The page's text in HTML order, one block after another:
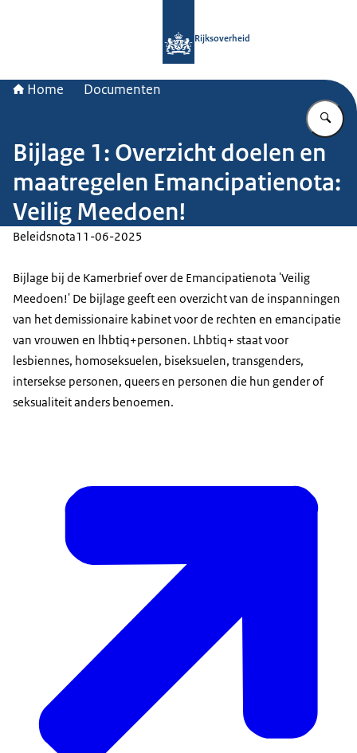
Rijksoverheid
Home Documenten
Bijlage 1: Overzicht doelen en
maatregelen Emancipatienota:
Veilig Meedoen!
Beleidsnota11-06-2025
Bijlage bij de Kamerbrief over de Emancipatienota 'Veilig
Meedoen!' De bijlage geeft een overzicht van de inspanningen
van het demissionaire kabinet voor de rechten en emancipatie
van vrouwen en lhbtiq+personen. Lhbtiq+ staat voor
lesbiennes, homoseksuelen, biseksuelen, transgenders,
intersekse personen, queers en personen die hun gender of
seksualiteit anders benoemen.